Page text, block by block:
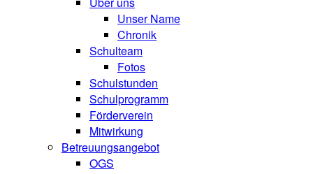
Unser Name
Chronik
Schulteam
Fotos
Schulstunden
Schulprogramm
Förderverein
Mitwirkung
Betreuungsangebot
OGS